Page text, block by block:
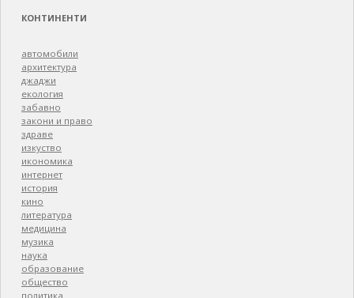
КОНТИНЕНТИ
автомобили
архитектура
джаджи
екология
забавно
закони и право
здраве
изкуство
икономика
интернет
история
кино
литература
медицина
музика
наука
образование
общество
политика